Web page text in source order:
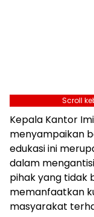
Scroll
Kepala Kantor
menyampaikan
edukasi ini
dalam
pihak yang tidak
memanfaatkan
masyarakat